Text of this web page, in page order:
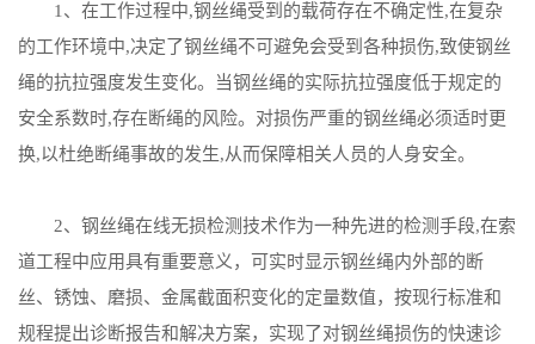
1、在工作过程中,钢丝绳受到的载荷存在不确定性,在复杂
的工作环境中,决定了钢丝绳不可避免会受到各种损伤,致使钢丝
绳的抗拉强度发生变化。当钢丝绳的实际抗拉强度低于规定的
安全系数时,存在断绳的风险。对损伤严重的钢丝绳必须适时更
换,以杜绝断绳事故的发生,从而保障相关人员的人身安全。
2、钢丝绳在线无损检测技术作为一种先进的检测手段,在索
道工程中应用具有重要意义，可实时显示钢丝绳内外部的断
丝、锈蚀、磨损、金属截面积变化的定量数值，按现行标准和
规程提出诊断报告和解决方案，实现了对钢丝绳损伤的快速诊